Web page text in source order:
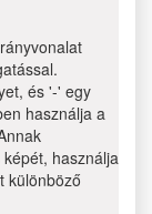
és '-' egy
használja a
használja
különböző